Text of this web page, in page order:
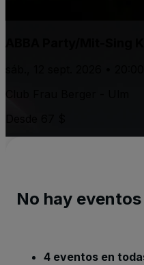
ABBA Party/Mit-Sing
No hay
4 eventos en